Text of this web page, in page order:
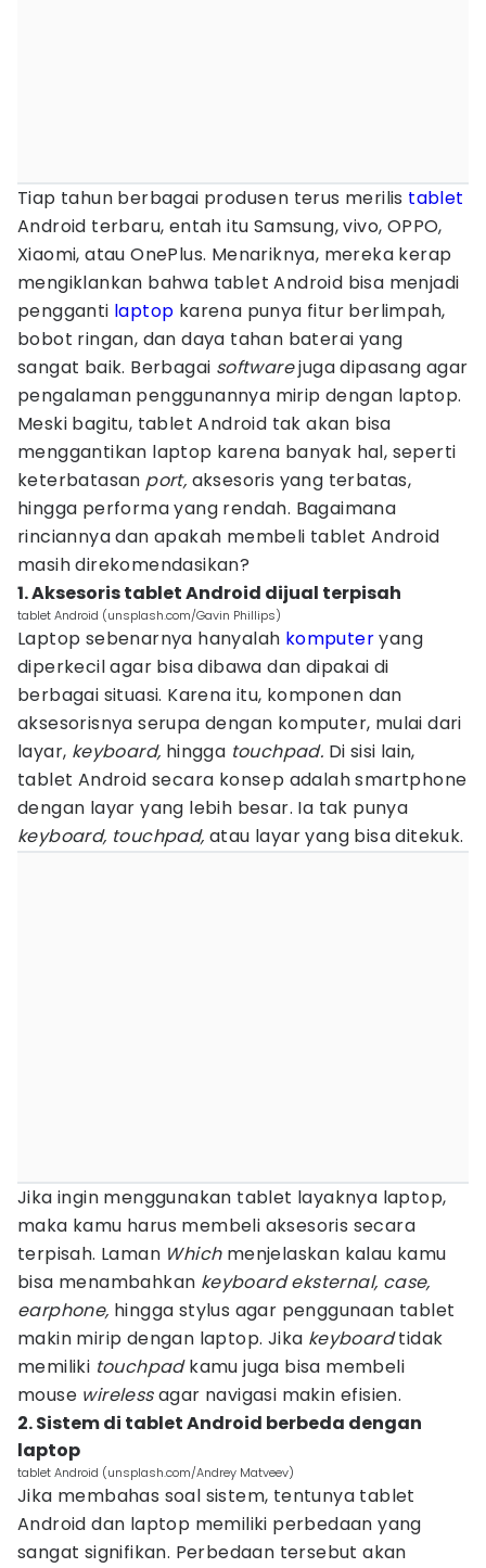
Tiap tahun berbagai produsen terus merilis tablet
Android terbaru, entah itu Samsung, vivo, OPPO,
Xiaomi, atau OnePlus. Menariknya, mereka kerap
mengiklankan bahwa tablet Android bisa menjadi
pengganti laptop karena punya fitur berlimpah,
bobot ringan, dan daya tahan baterai yang
sangat baik. Berbagai softwarejuga dipasang agar
pengalaman penggunannya mirip dengan laptop.
Meski bagitu, tablet Android tak akan bisa
menggantikan laptop karena banyak hal, seperti
keterbatasan port, aksesoris yang terbatas,
hingga performa yang rendah. Bagaimana
rinciannya dan apakah membeli tablet Android
masih direkomendasikan?
1. Aksesoris tablet Android dijual terpisah
tablet Android (unsplash.com/Gavin Phillips)
Laptop sebenarnya hanyalah komputeryang
diperkecil agar bisa dibawa dan dipakai di
berbagai situasi. Karena itu, komponen dan
aksesorisnya serupa dengan komputer, mulai dari
layar, keyboard, hingga touchpad. Di sisi lain,
tablet Android secara konsep adalah smartphone
dengan layar yang lebih besar. Ia tak punya
keyboard, touchpad, atau layar yang bisa ditekuk.
Jika ingin menggunakan tablet layaknya laptop,
maka kamu harus membeli aksesoris secara
terpisah. Laman Which menjelaskan kalau kamu
bisa menambahkan keyboard eksternal, case,
earphone, hingga stylus agar penggunaan tablet
makin mirip dengan laptop. Jika keyboardtidak
memiliki touchpadkamu juga bisa membeli
mouse wirelessagar navigasi makin efisien.
2. Sistem di tablet Android berbeda dengan
laptop
tablet Android (unsplash.com/Andrey Matveev)
Jika membahas soal sistem, tentunya tablet
Android dan laptop memiliki perbedaan yang
sangat signifikan. Perbedaan tersebut akan